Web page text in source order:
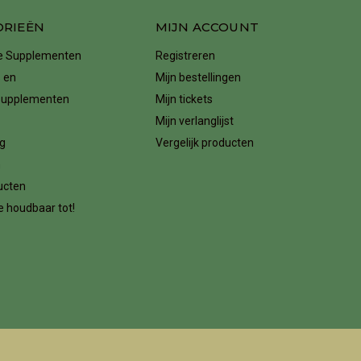
Supplementen
en
houdbaar tot!
MIJN ACCOUNT
Registreren
Mijn bestellingen
Mijn tickets
Mijn verlanglijst
Vergelijk producten